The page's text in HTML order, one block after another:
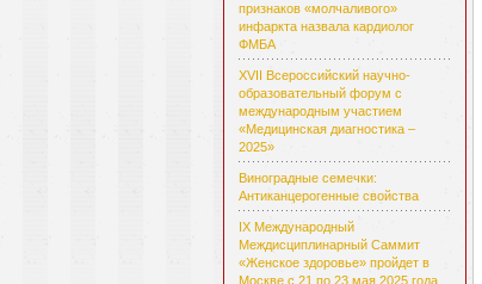
признаков «молчаливого»
инфаркта назвала кардиолог
ФМБА
XVII Всероссийский научно-
образовательный форум с
международным участием
«Медицинская диагностика –
2025»
Виноградные семечки:
Антиканцерогенные свойства
IX Международный
Междисциплинарный Саммит
«Женское здоровье» пройдет в
Москве с 21 по 23 мая 2025 года